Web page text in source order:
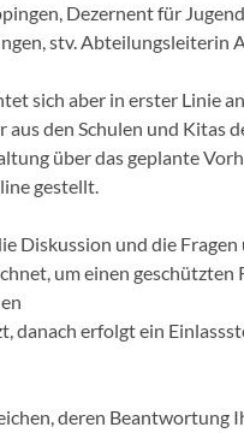
Dezernent für
stv. Abteilungsleiterin
sich aber in erster Linie
den Schulen und Kitas
über das geplante
gestellt.
Diskussion und die
um einen geschützten
danach erfolgt ein
deren Beantwortung